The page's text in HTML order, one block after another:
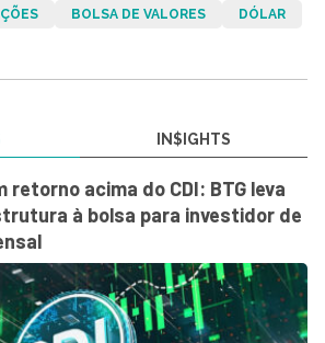
BOLSA DE VALORES
DÓLAR
IN$IGHTS
retorno acima do CDI: BTG leva
à bolsa para investidor de